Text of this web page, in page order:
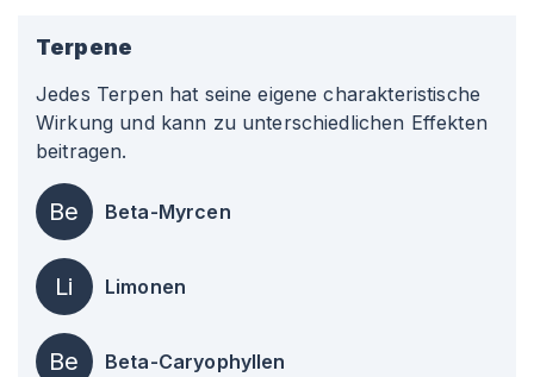
Terpene
Jedes Terpen hat seine eigene charakteristische
Wirkung und kann zu unterschiedlichen Effekten
beitragen.
Be Beta-Myrcen
Li Limonen
Be Beta-Caryophyllen